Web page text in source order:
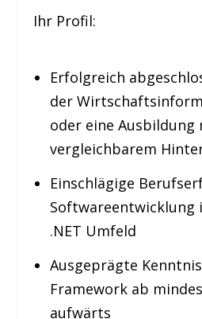
Ihr Profil:
Erfolgreich
der
oder eine Ausbildung
vergleichbarem
Einschlägige
Softwareentwicklung
.NET Umfeld
Ausgeprägte
Framework ab
aufwärts